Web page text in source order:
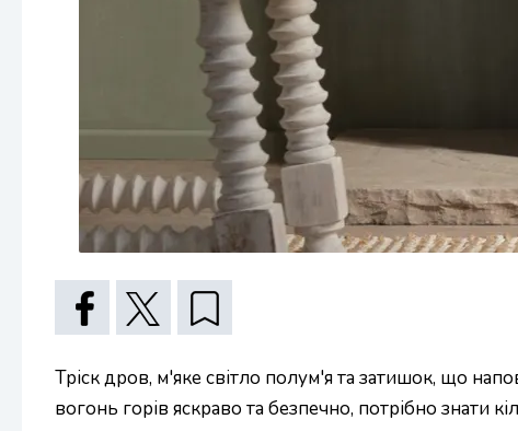
Тріск дров, м'яке світло полум'я та затишок, що
вогонь горів яскраво та безпечно, потрібно знати